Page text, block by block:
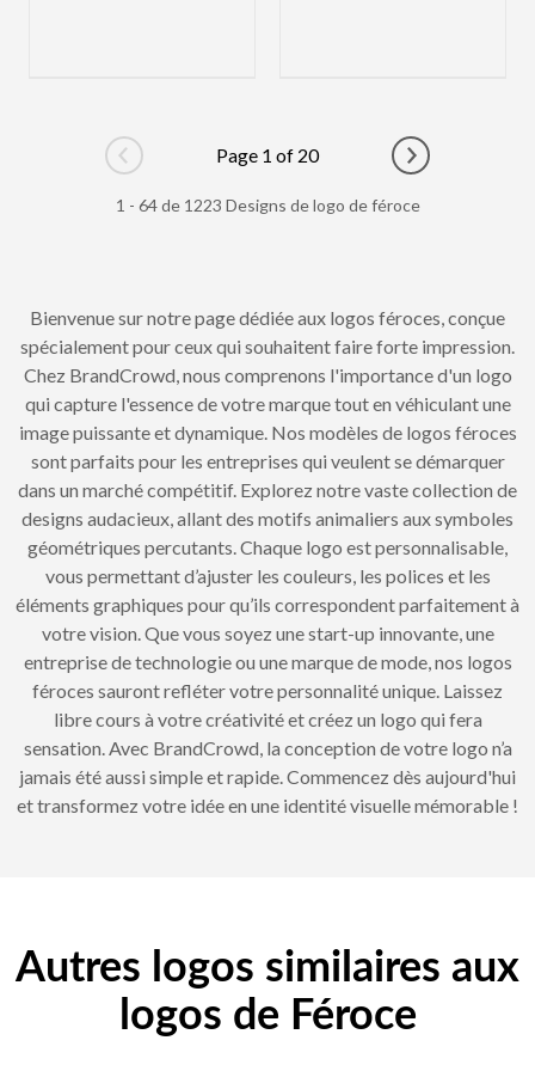
Go to previous page
Page 1 of 20
Go to next
1 - 64 de 1223 Designs de logo de féroce
Bienvenue sur notre page dédiée aux logos féroces, conçue
spécialement pour ceux qui souhaitent faire forte impression.
Chez BrandCrowd, nous comprenons l'importance d'un logo
qui capture l'essence de votre marque tout en véhiculant une
image puissante et dynamique. Nos modèles de logos féroces
sont parfaits pour les entreprises qui veulent se démarquer
dans un marché compétitif. Explorez notre vaste collection de
designs audacieux, allant des motifs animaliers aux symboles
géométriques percutants. Chaque logo est personnalisable,
vous permettant d’ajuster les couleurs, les polices et les
éléments graphiques pour qu’ils correspondent parfaitement à
votre vision. Que vous soyez une start-up innovante, une
entreprise de technologie ou une marque de mode, nos logos
féroces sauront refléter votre personnalité unique. Laissez
libre cours à votre créativité et créez un logo qui fera
sensation. Avec BrandCrowd, la conception de votre logo n’a
jamais été aussi simple et rapide. Commencez dès aujourd'hui
et transformez votre idée en une identité visuelle mémorable !
Autres logos similaires aux
logos de Féroce